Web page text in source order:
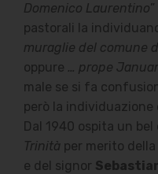
Domenico Laurentino
pastorali la
muraglie del comune
oppure … prope
male se si fa
però la individuazione
Dal 1940 ospita un
Trinità per merito
e del signor